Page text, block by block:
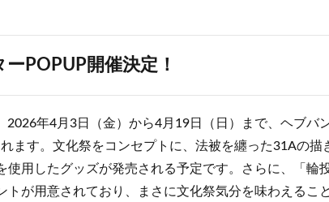
POPUP開催決定！
2026年4月3日（金）から4月19日（日）まで、ヘブバ
ます。文化祭をコンセプトに、法被を纏った31Aの描
使用したグッズが発売される予定です。さらに、「輪
トが用意されており、まさに文化祭気分を味わえるこ